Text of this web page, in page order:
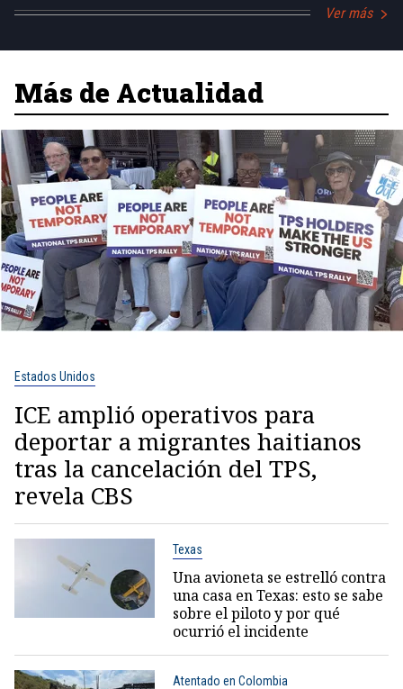
Ver más
Más de Actualidad
Estados Unidos
ICE amplió operativos para
deportar a migrantes haitianos
tras la cancelación del TPS,
revela CBS
Texas
Una avioneta se estrelló contra
una casa en Texas: esto se sabe
sobre el piloto y por qué
ocurrió el incidente
Atentado en Colombia